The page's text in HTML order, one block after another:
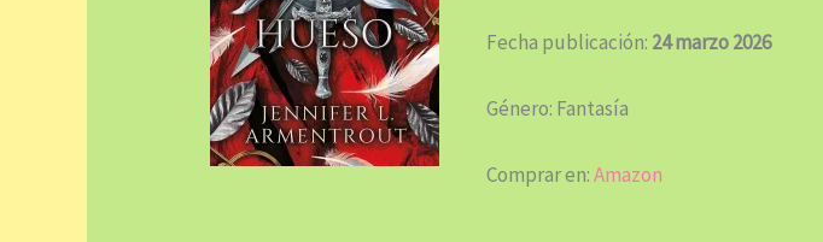
Fecha publicación: 24 marzo 2026
Género: Fantasía
Comprar en:Amazon